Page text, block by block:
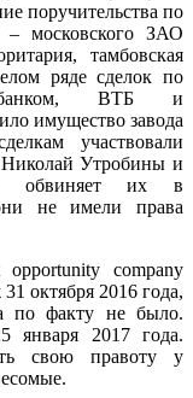
поручительства по
– московского ЗАО
тамбовская
ряде сделок по
ВТБ и
имущество завода
участвовали
Утробины и
обвиняет их в
не имели права
company
октября 2016 года,
по факту не было.
января 2017 года.
свою правоту у